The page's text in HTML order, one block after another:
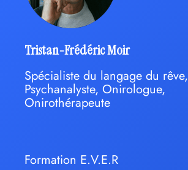
Tristan-Frédéric Moir
Spécialiste du langage du rêve,
Psychanalyste, Onirologue,
Onirothérapeute
Formation E.V.E.R